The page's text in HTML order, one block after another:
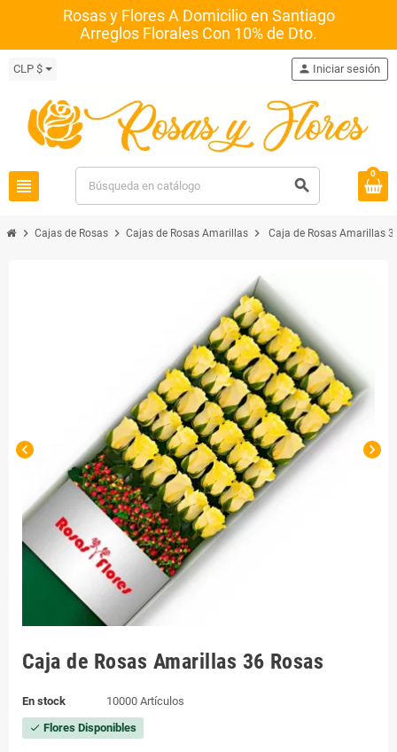
Rosas y Flores A Domicilio en Santiago
Arreglos Florales Con 10% de Dto.
CLP $
view_headline search
person Iniciar sesión
0
chevron_right Cajas de Rosas chevron_right Cajas de Rosas Amarillas chevron_right Caja de Rosas Amarillas
chevron_left chevron_right
Caja de Rosas Amarillas 36 Rosas
En stock 10000 Artículos
check Flores Disponibles